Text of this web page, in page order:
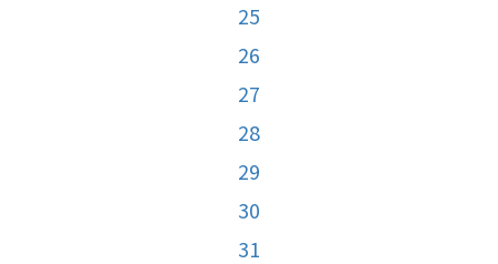
25
26
27
28
29
30
31